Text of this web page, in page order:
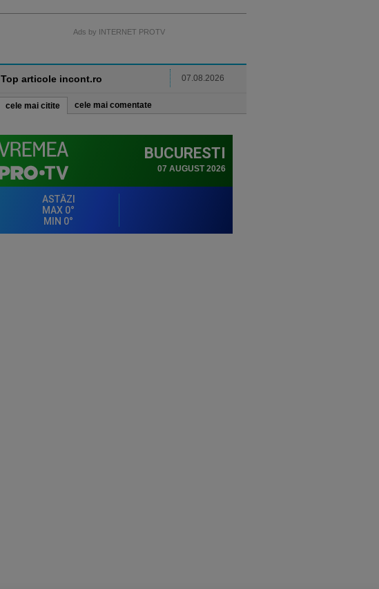
Ads by INTERNET PROTV
Top articole incont.ro 07.08.2026
cele mai citite cele mai comentate